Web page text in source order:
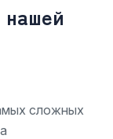
сложных